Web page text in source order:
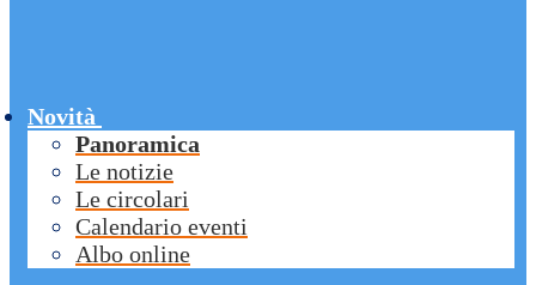
Novità
Panoramica
Le notizie
Le circolari
Calendario eventi
Albo online